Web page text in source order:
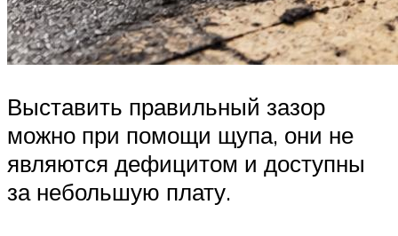
Выставить правильный зазор
можно при помощи щупа, они не
являются дефицитом и доступны
за небольшую плату.